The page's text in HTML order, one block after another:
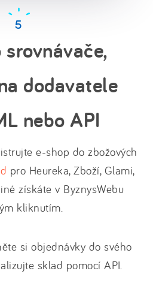
dodavatele
nebo API
e-shop do zbožových
pro Heureka, Zboží, Glami,
získáte v ByznysWebu
kliknutím.
si objednávky do svého
sklad pomocí API.